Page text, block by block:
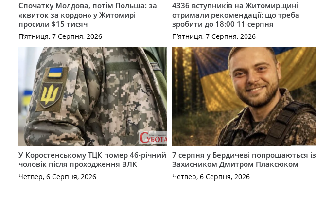
Спочатку Молдова, потім Польща: за
«квиток за кордон» у Житомирі
просили $15 тисяч
П’ятниця, 7 Серпня, 2026
4336 вступників на Житомирщині
отримали рекомендації: що треба
зробити до 18:00 11 серпня
П’ятниця, 7 Серпня, 2026
У Коростенському ТЦК помер 46-річний
чоловік після проходження ВЛК
Четвер, 6 Серпня, 2026
7 серпня у Бердичеві попрощаються із
Захисником Дмитром Плаксюком
Четвер, 6 Серпня, 2026